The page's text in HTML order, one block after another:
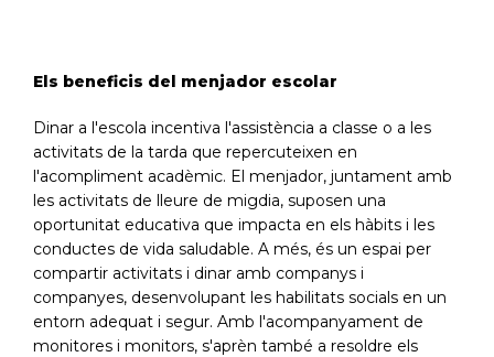
Els beneficis del menjador escolar
Dinar a l'escola incentiva l'assistència a classe o a les
activitats de la tarda que repercuteixen en
l'acompliment acadèmic. El menjador, juntament amb
les activitats de lleure de migdia, suposen una
oportunitat educativa que impacta en els hàbits i les
conductes de vida saludable. A més, és un espai per
compartir activitats i dinar amb companys i
companyes, desenvolupant les habilitats socials en un
entorn adequat i segur. Amb l'acompanyament de
monitores i monitors, s'aprèn també a resoldre els